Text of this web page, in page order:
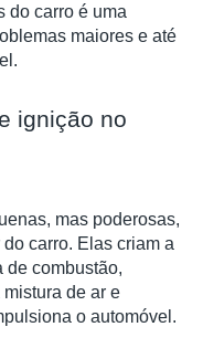
do carro é uma
maiores e até
ignição no
mas poderosas,
carro. Elas criam a
de combustão,
de ar e
o automóvel.